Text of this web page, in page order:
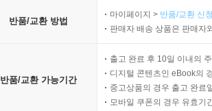
반품/교환 방법
마이페이지 > 반품/교환 신
판매자 배송 상품은 판매자
반품/교환 가능기간
출고 완료 후 10일 이내의
디지털 콘텐츠인 eBook의
중고상품의 경우 출고 완료
모바일 쿠폰의 경우 유효기